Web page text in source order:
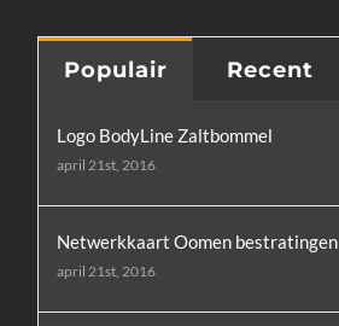
Populair Recent
Logo BodyLine Zaltbommel
april 21st, 2016
Netwerkkaart Oomen bestratingen
april 21st, 2016